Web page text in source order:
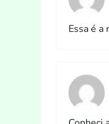
Essa é a